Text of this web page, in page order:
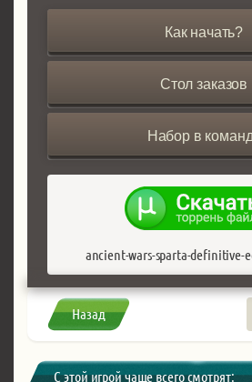
Как начать?
Стол заказов
Набор в
ancient-wars-sparta-
Назад
С этой игрой чаще всего смотрят: